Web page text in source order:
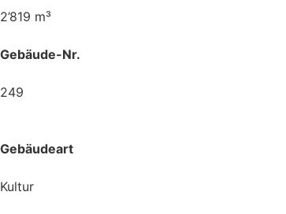
2’819 m³
Gebäude-Nr.
249
Gebäudeart
Kultur